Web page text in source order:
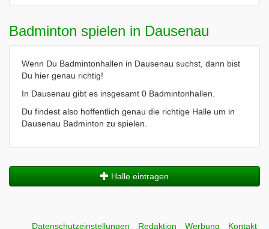
Badminton spielen in Dausenau
Wenn Du Badmintonhallen in Dausenau suchst, dann bist
Du hier genau richtig!
In Dausenau gibt es insgesamt 0 Badmintonhallen.
Du findest also hoffentlich genau die richtige Halle um in
Dausenau Badminton zu spielen.
Halle eintragen
Datenschutzeinstellungen Redaktion Werbung Kontakt